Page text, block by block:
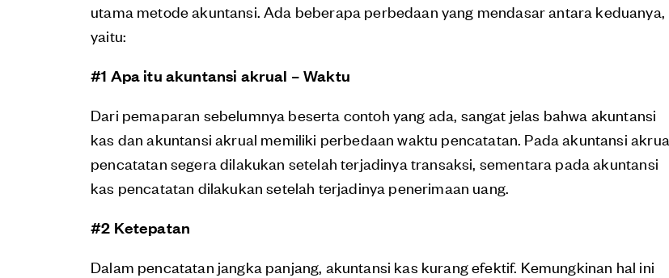
utama metode akuntansi. Ada beberapa perbedaan yang mendasar antara keduanya,
yaitu:
#1 Apa itu akuntansi akrual – Waktu
Dari pemaparan sebelumnya beserta contoh yang ada, sangat jelas bahwa akuntansi
kas dan akuntansi akrual memiliki perbedaan waktu pencatatan. Pada akuntansi
pencatatan segera dilakukan setelah terjadinya transaksi, sementara pada akuntansi
kas pencatatan dilakukan setelah terjadinya penerimaan uang.
#2 Ketepatan
Dalam pencatatan jangka panjang, akuntansi kas kurang efektif. Kemungkinan hal ini